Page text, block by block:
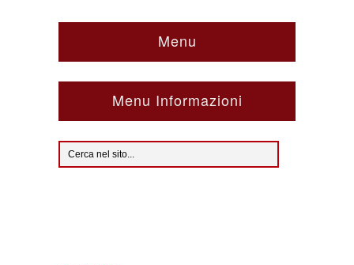
Menu
Menu Informazioni